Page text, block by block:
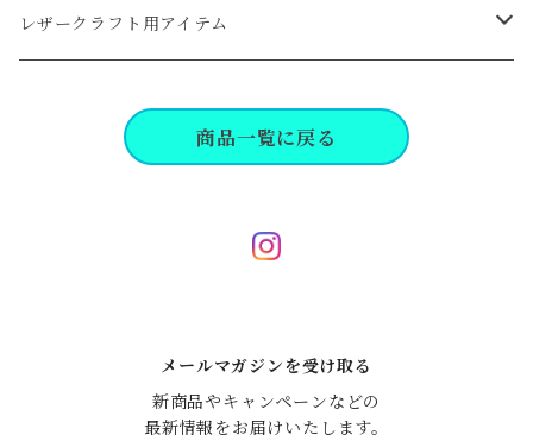
coin
クロ系
レッド,イエロー,オレンジ系
レザークラフト用アイテム
商品一覧に戻る
メールマガジンを受け取る
新商品やキャンペーンなどの
最新情報をお届けいたします。